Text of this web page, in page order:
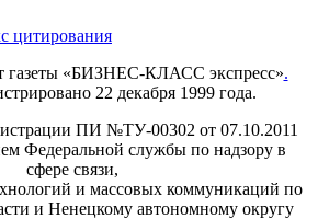
газеты «БИЗНЕС-КЛАСС экспресс».
22 декабря 1999 года.
ПИ №ТУ-00302 от 07.10.2011
Федеральной службы по надзору в
сфере связи,
и массовых коммуникаций по
и Ненецкому автономному округу